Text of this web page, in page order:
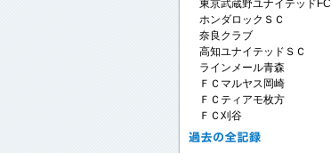
東京武蔵野ユナイテッドFC
ホンダロックＳＣ
奈良クラブ
高知ユナイテッドＳＣ
ラインメール青森
ＦＣマルヤス岡崎
ＦＣティアモ枚方
ＦＣ刈谷